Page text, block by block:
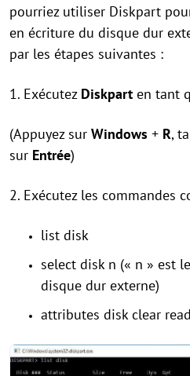
pourriez utiliser Diskpart
en écriture du disque dur
par les étapes suivantes :
1. Exécutez Diskpart en tant
(Appuyez sur Windows + R,
sur Entrée)
2. Exécutez les commandes
list disk
select disk n (« n » est
disque dur externe)
attributes disk clear